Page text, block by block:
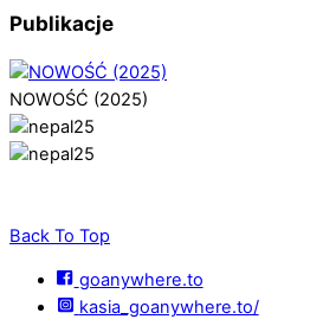
Publikacje
NOWOŚĆ (2025)
Back To Top
goanywhere.to
kasia_goanywhere.to/